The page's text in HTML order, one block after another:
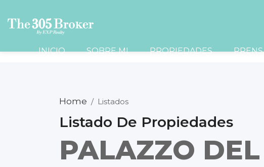
INICIO SOBRE MI PROPIEDADES
Home / Listados
Listado De Propiedades
PALAZZO